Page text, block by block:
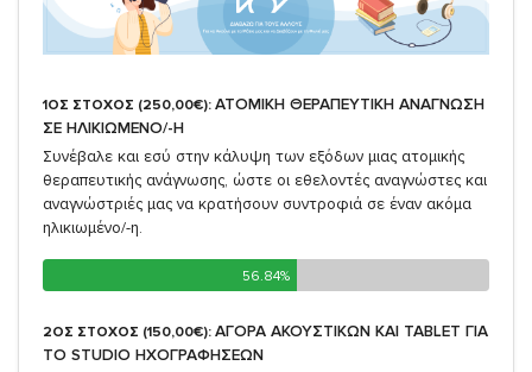
1ΟΣ ΣΤΟΧΟΣ (250,00€): ΑΤΟΜΙΚΗ ΘΕΡΑΠΕΥΤΙΚΗ ΑΝΑΓΝΩΣΗ
ΣΕ ΗΛΙΚΙΩΜΕΝΟ/-Η
Συνέβαλε και εσύ στην κάλυψη των εξόδων μιας ατομικής
θεραπευτικής ανάγνωσης, ώστε οι εθελοντές αναγνώστες και
αναγνώστριές μας να κρατήσουν συντροφιά σε έναν ακόμα
ηλικιωμένο/-η.
56.84%
56.84%
2ΟΣ ΣΤΟΧΟΣ (150,00€): ΑΓΟΡΑ ΑΚΟΥΣΤΙΚΩΝ ΚΑΙ TABLET ΓΙΑ
TO STUDIO ΗΧΟΓΡΑΦΗΣΕΩΝ